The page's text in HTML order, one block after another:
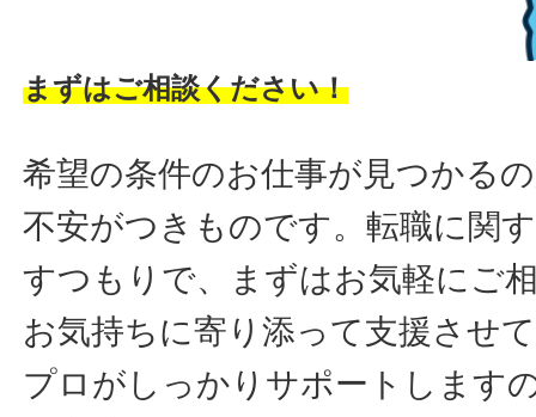
まずはご相談ください！
希望の条件のお仕事が見つかる
不安がつきものです。転職に関
すつもりで、まずはお気軽にご
お気持ちに寄り添って支援させ
プロがしっかりサポートします